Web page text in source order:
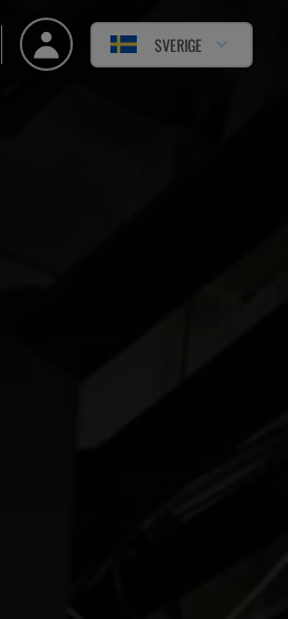
SVERIGE